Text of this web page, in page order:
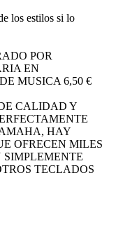
los estilos si lo
POR
EN
MUSICA 6,50 €
CALIDAD Y
HAY
OFRECEN MILES
SIMPLEMENTE
TECLADOS